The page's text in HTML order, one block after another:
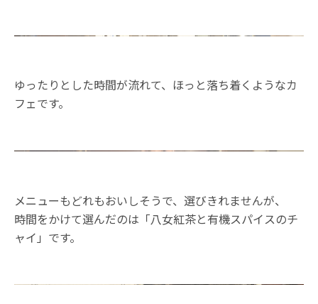
ゆったりとした時間が流れて、ほっと落ち着くようなカ
フェです。
メニューもどれもおいしそうで、選びきれませんが、
時間をかけて選んだのは「八女紅茶と有機スパイスのチ
ャイ」です。